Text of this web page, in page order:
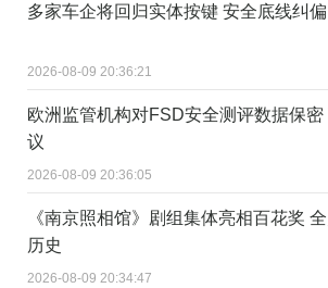
多家车企将回归实体按键 安全底线纠偏
2026-08-09 20:36:21
欧洲监管机构对FSD安全测评数据保
议
2026-08-09 20:36:05
《南京照相馆》剧组集体亮相百花奖
历史
2026-08-09 20:34:47